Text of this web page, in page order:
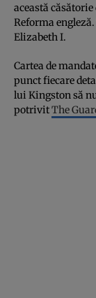
această
Reforma
Elizabeth I.
Cartea de
punct fiecare
lui Kingston să
potrivitThe